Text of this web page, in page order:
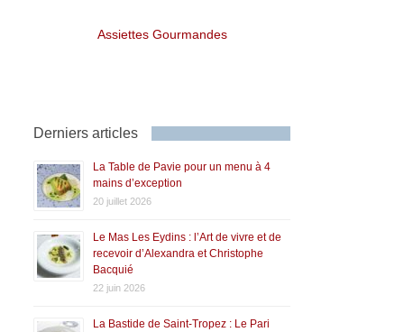
Assiettes Gourmandes
Derniers articles
La Table de Pavie pour un menu à 4
mains d’exception
20 juillet 2026
Le Mas Les Eydins : l’Art de vivre et de
recevoir d’Alexandra et Christophe
Bacquié
22 juin 2026
La Bastide de Saint-Tropez : Le Pari